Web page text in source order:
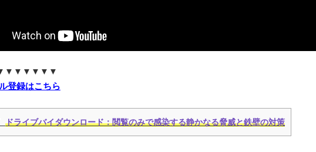
登録はこちら
ドライブバイダウンロード：閲覧のみで感染する静かなる脅威と鉄壁の対策